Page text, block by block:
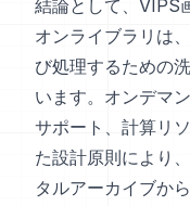
結論として、VIPS
オンライブラリは
び処理するための
います。オンデマ
サポート、計算リ
た設計原則により
タルアーカイブか